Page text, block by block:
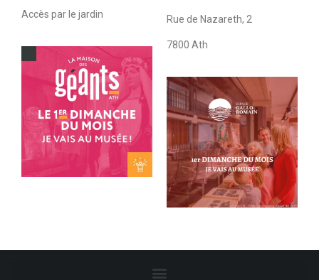
Accès par le jardin Rue de Nazareth, 2
7800 Ath